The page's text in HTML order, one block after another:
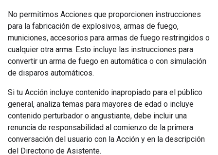
No permitimos Acciones que proporcionen instrucciones
para la fabricación de explosivos, armas de fuego,
municiones, accesorios para armas de fuego restringidos o
cualquier otra arma. Esto incluye las instrucciones para
convertir un arma de fuego en automática o con simulación
de disparos automáticos.
Si tu Acción incluye contenido inapropiado para el público
general, analiza temas para mayores de edad o incluye
contenido perturbador o angustiante, debe incluir una
renuncia de responsabilidad al comienzo de la primera
conversación del usuario con la Acción y en la descripción
del Directorio de Asistente.